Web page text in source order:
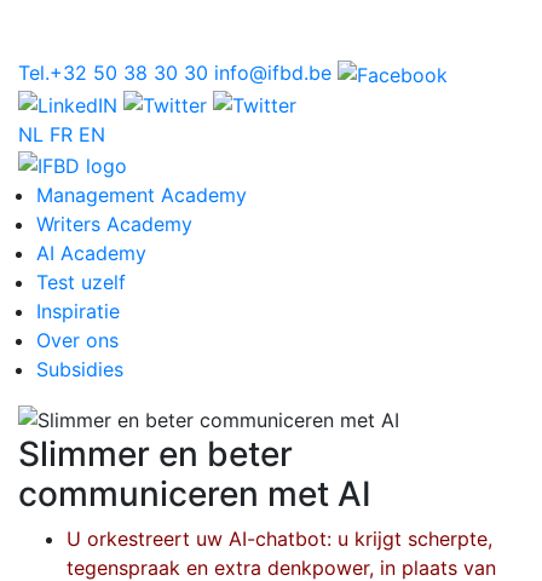
Tel.+32 50 38 30 30 info@ifbd.be
NL FR EN
Management Academy
Writers Academy
AI Academy
Test uzelf
Inspiratie
Over ons
Subsidies
Slimmer en beter
communiceren met AI
U orkestreert uw AI-chatbot: u krijgt scherpte,
tegenspraak en extra denkpower, in plaats van